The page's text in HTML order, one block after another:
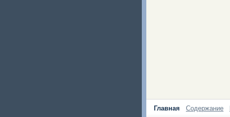
Главная Содержание